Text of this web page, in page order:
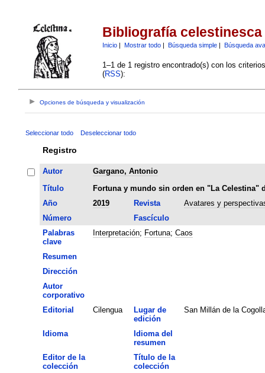
Bibliografía celestinesca
Inicio| Mostrar todo| Búsqueda simple| Búsqueda
1–1 de 1 registro encontrado(s) con los
(RSS):
Opciones de búsqueda y visualización
Seleccionar todo Deseleccionar todo
Registro
Autor
Gargano, Antonio
Título
Fortuna y mundo sin orden en "La Celestina"
Año
2019 Revista
Avatares y
Número
Fascículo
Palabras
clave
Interpretación; Fortuna; Caos
Resumen
Dirección
Autor
corporativo
Editorial
Cilengua
Lugar de
edición
San Millán de la
Idioma
Idioma del
resumen
Editor de la
colección
Título de la
colección